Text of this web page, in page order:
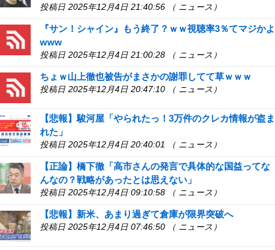
投稿日 2025年12月4日 21:40:56 （ ニュース）
『サン！シャイン』もう終了？ｗｗ視聴率3％てマジかよ
www
投稿日 2025年12月4日 21:00:28 （ ニュース）
ちょｗ山上徹也被告がまさかの謝罪してて草ｗｗｗ
投稿日 2025年12月4日 20:47:10 （ ニュース）
【悲報】駿河屋「やられたっ！3万件のクレカ情報が盗ま
れた」
投稿日 2025年12月4日 20:40:01 （ ニュース）
【正論】橋下徹「高市さんの発言で具体的な国益ってな
んなの？戦略があったとは思えない」
投稿日 2025年12月4日 09:10:58 （ ニュース）
【悲報】新米、あまり過ぎて倉庫が限界突破へ
投稿日 2025年12月4日 07:46:50 （ ニュース）